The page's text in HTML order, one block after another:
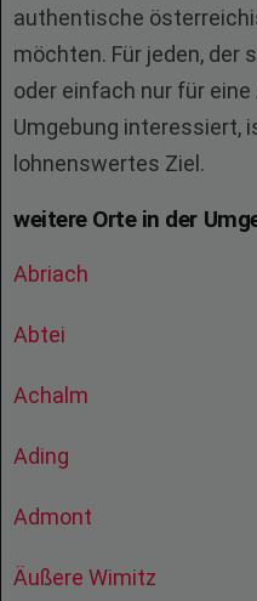
authentische
möchten. Für jeden, der
oder einfach nur für
Umgebung interessiert,
lohnenswertes Ziel.
weitere Orte in der
Abriach
Abtei
Achalm
Ading
Admont
Äußere Wimitz